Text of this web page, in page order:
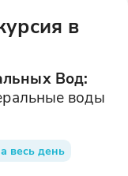
в
Вод:
воды
весь день